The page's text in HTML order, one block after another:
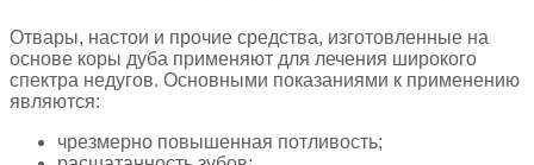
Отвары, настои и прочие средства, изготовленные на
основе коры дуба применяют для лечения широкого
спектра недугов. Основными показаниями к применению
являются:
чрезмерно повышенная потливость;